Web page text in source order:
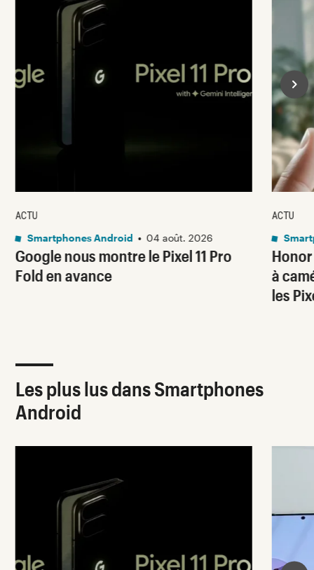
Google nous montre le Pixel 11 Pro
Fold en avance
ACTU
Smartphones Android • 04 août. 2026
à
les
ACTU
Les plus lus dans Smartphones
Android